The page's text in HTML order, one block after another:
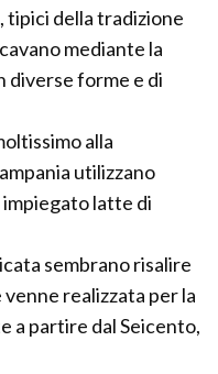
tipici della tradizione
mediante la
diverse forme e di
alla
utilizzano
latte di
sembrano risalire
realizzata per la
a partire dal Seicento,